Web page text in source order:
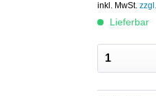
inkl. MwSt.
Lieferbar